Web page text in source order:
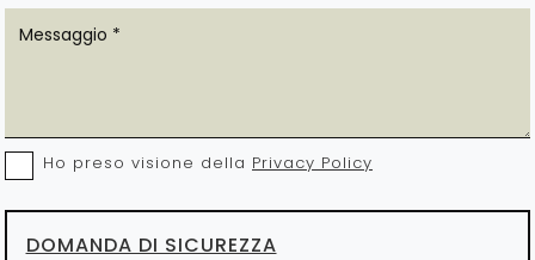
Ho preso visione della Privacy Policy
DOMANDA DI SICUREZZA